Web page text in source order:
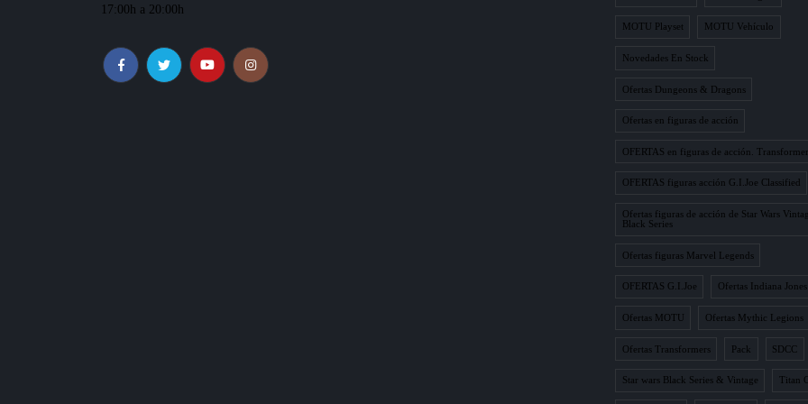
17:00h a 20:00h
MOTU Playset MOTU Vehículo
Novedades En Stock
Ofertas Dungeons & Dragons
Ofertas en figuras de acción
OFERTAS en figuras de acción.
OFERTAS figuras acción G.I.Joe Classified
Ofertas figuras de acción de Star Wars
Black Series
Ofertas figuras Marvel Legends
OFERTAS G.I.Joe Ofertas Indiana Jones
Ofertas MOTU Ofertas Mythic Legions
Ofertas Transformers Pack SDCC
Star wars Black Series & Vintage Titan